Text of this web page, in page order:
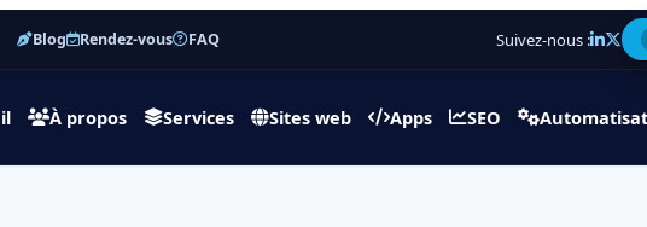
Blog Rendez-vous FAQ Suivez-nous :
À propos Services Sites web Apps SEO